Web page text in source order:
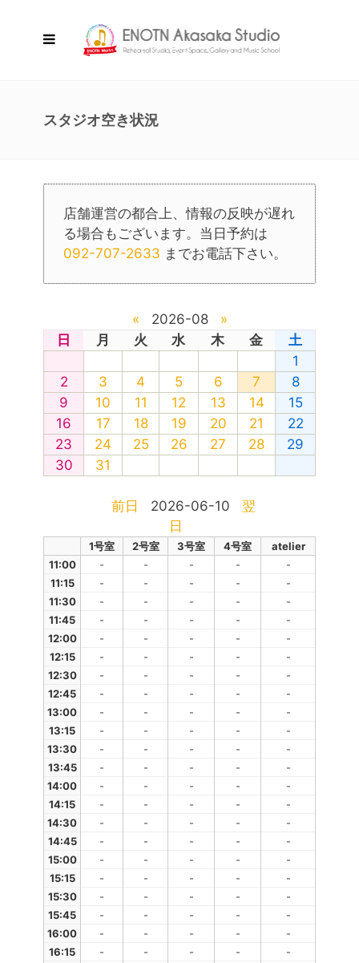
スタジオ空き状況
店舗運営の都合上、情報の反映が遅れ
る場合もございます。当日予約は
092-707-2633 までお電話下さい。
« 2026-08
»
日
月 火 水 木 金
土
1
2
3 4 5 6 7
8
9
10 11 12 13 14
15
16
17 18 19 20 21
22
23
24 25 26 27 28
29
30
31
前日 2026-06-10
翌
日
1号室 2号室 3号室 4号室
atelier
11:00
- - - -
-
11:15
- - - -
-
11:30
- - - -
-
11:45
- - - -
-
12:00
- - - -
-
12:15
- - - -
-
12:30
- - - -
-
12:45
- - - -
-
13:00
- - - -
-
13:15
- - - -
-
13:30
- - - -
-
13:45
- - - -
-
14:00
- - - -
-
14:15
- - - -
-
14:30
- - - -
-
14:45
- - - -
-
15:00
- - - -
-
15:15
- - - -
-
15:30
- - - -
-
15:45
- - - -
-
16:00
- - - -
-
16:15
- - - -
-